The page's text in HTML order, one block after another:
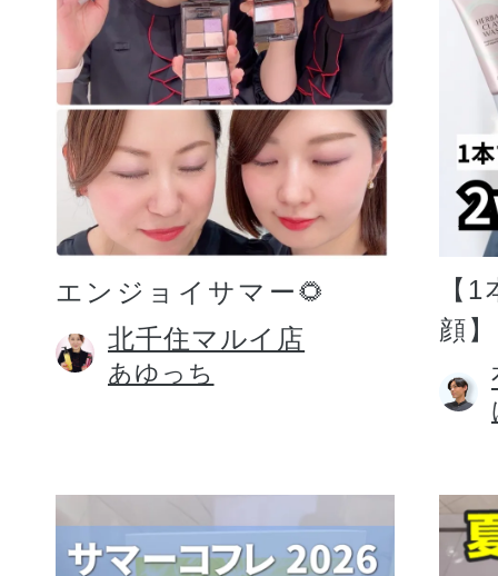
エンジョイサマー🌻
北千住マルイ店
あゆっち
【
顔】